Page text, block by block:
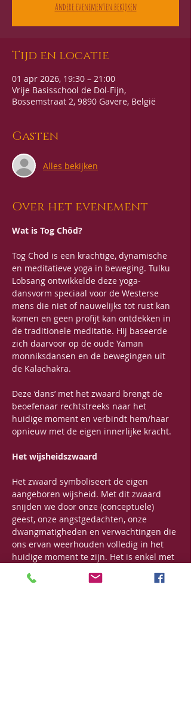
Andere evenementen bekijken
Tijd en locatie
01 apr 2026, 19:30 – 21:00
Vrije Basisschool de Dol-Fijn,
Bossemstraat 2, 9890 Gavere, België
Gasten
Alles bekijken
Over het evenement
Wat is Tog Chöd?
Tog Chöd is een krachtige, dynamische
en meditatieve yoga in beweging. Tulku
Lobsang ontwikkelde deze yoga-
dansvorm speciaal voor de Westerse
mens die niet of nauwelijks tot rust kan
komen en geen profijt kan ontdekken in
de traditionele meditatie. Hij baseerde
zich daarvoor op de oude Yaman
monniksdansen en de bewegingen uit
de Kalachakra.
Deze ‘dans’ met het zwaard brengt de
beoefenaar rechtstreeks naar het
huidige moment en verbindt hem/haar
opnieuw met de eigen innerlijke kracht.
Het wijsheidszwaard
Het zwaard symboliseert de eigen
aangeboren wijsheid. Met dit zwaard
snijden we door onze (conceptuele)
geest, onze angstgedachten, onze
dwangmatigheden en verwachtingen die
ons ervan weerhouden volledig in het
huidige moment te zijn. Het is enkel met
en vastzittende patronen kunnen